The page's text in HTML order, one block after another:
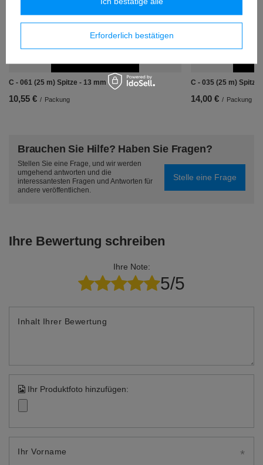
C - 061 (25 m) Spitze - 13 mm
10,55 € / Packung
C - 035 (25 m) Spitze
14,00 € / Packung
Brauchen Sie Hilfe? Haben Sie Fragen?
Stellen Sie eine Frage, und wir werden
umgehend antworten und die
interessantesten Fragen und Antworten für
andere veröffentlichen.
Stelle eine Frage
Ihre Bewertung schreiben
Ihre Note:
5/5
Inhalt Ihrer Bewertung
Ihr Produktfoto hinzufügen:
Ihr Vorname
Erforderlich bestätigen